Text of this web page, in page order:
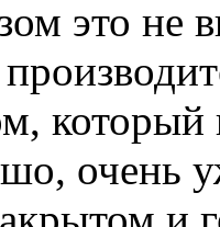
это не
очень